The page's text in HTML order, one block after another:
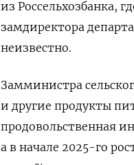
из Россельхозбанка,
замдиректора
неизвестно.
Замминистра
и другие продукты
продовольственная
а в начале 2025-го